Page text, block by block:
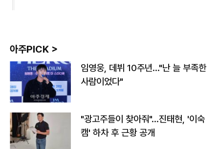
아주PICK >
임영웅, 데뷔 10주년…"난 늘 부족한
사람이었다"
"광고주들이 찾아줘"…진태현, '이숙
캠' 하차 후 근황 공개